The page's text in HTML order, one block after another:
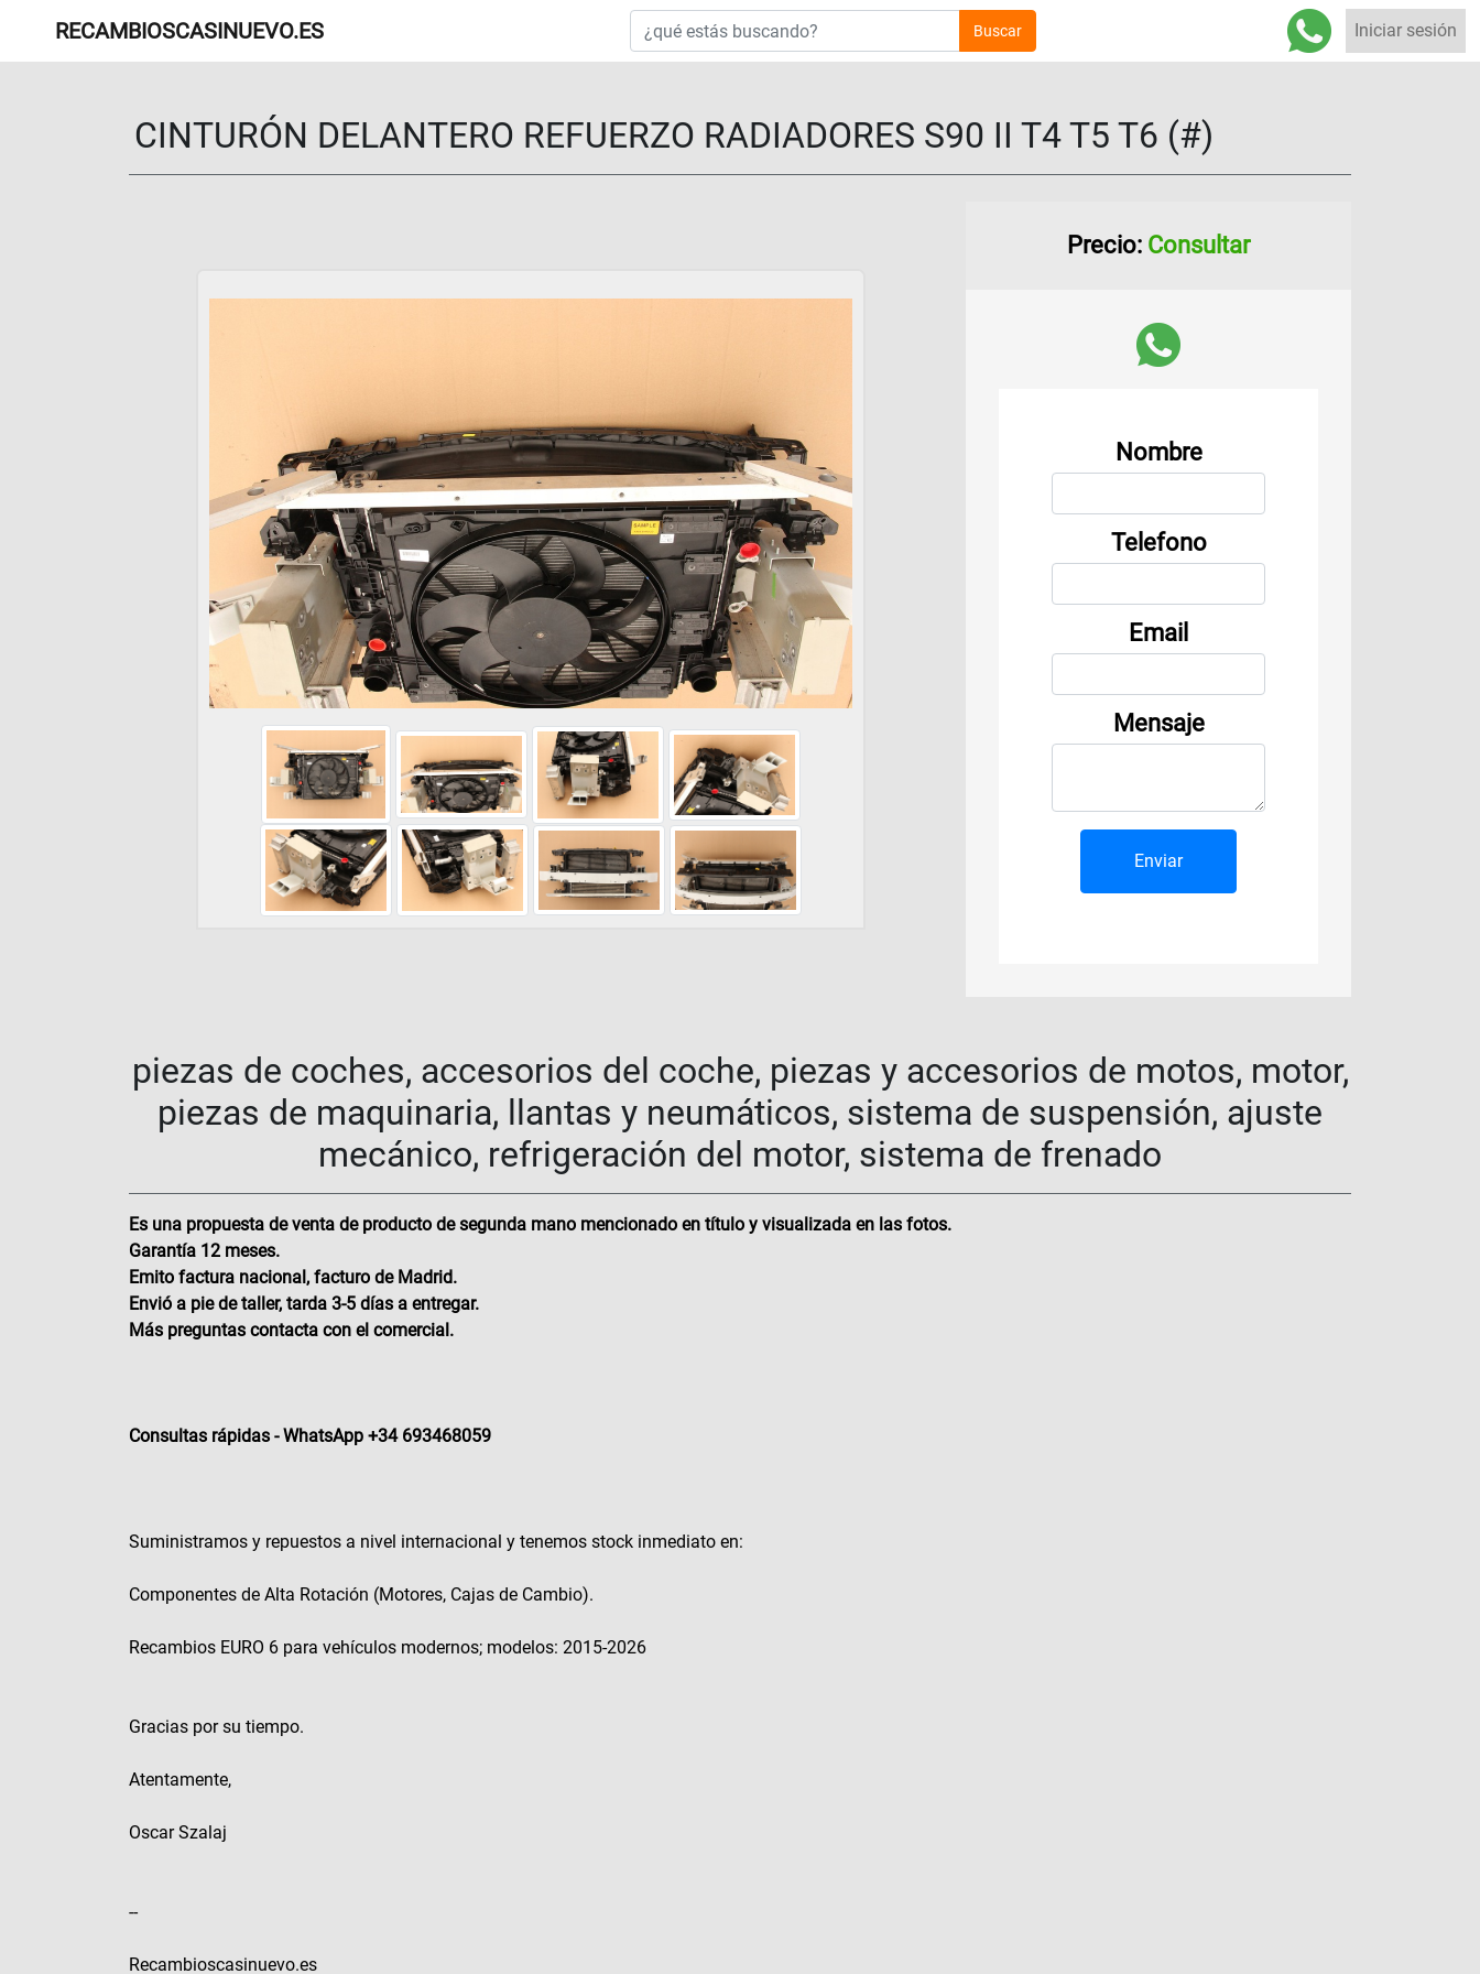
RECAMBIOSCASINUEVO.ES Buscar Iniciar sesión
CINTURÓN DELANTERO REFUERZO RADIADORES S90 II T4 T5 T6 (#)
Precio: Consultar
Nombre
Telefono
Email
Mensaje
piezas de coches, accesorios del coche, piezas y accesorios de motos, motor,
piezas de maquinaria, llantas y neumáticos, sistema de suspensión, ajuste
mecánico, refrigeración del motor, sistema de frenado
Es una propuesta de venta de producto de segunda mano mencionado en título y visualizada en las fotos.
Garantía 12 meses.
Emito factura nacional, facturo de Madrid.
Envió a pie de taller, tarda 3-5 días a entregar.
Más preguntas contacta con el comercial.
Consultas rápidas - WhatsApp +34 693468059
Suministramos y repuestos a nivel internacional y tenemos stock inmediato en:
Componentes de Alta Rotación (Motores, Cajas de Cambio).
Recambios EURO 6 para vehículos modernos; modelos: 2015-2026
Gracias por su tiempo.
Atentamente,
Oscar Szalaj
--
Recambioscasinuevo.es